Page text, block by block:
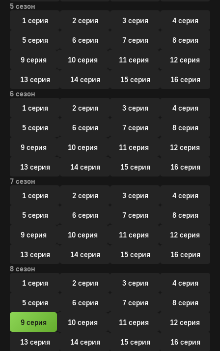
5 сезон
1 серия
2 серия 3 серия 4 серия
5 серия 6 серия 7 серия 8 серия
9 серия 10 серия 11 серия 12 серия
13 серия 14 серия 15 серия
16 серия
6 сезон
1 серия
2 серия 3 серия 4 серия
5 серия 6 серия 7 серия 8 серия
9 серия 10 серия 11 серия 12 серия
13 серия 14 серия 15 серия
16 серия
7 сезон
1 серия
2 серия 3 серия 4 серия
5 серия 6 серия 7 серия 8 серия
9 серия 10 серия 11 серия 12 серия
13 серия 14 серия 15 серия
16 серия
8 сезон
1 серия
2 серия 3 серия 4 серия
5 серия 6 серия 7 серия 8 серия
9 серия 10 серия 11 серия 12 серия
13 серия 14 серия 15 серия
16 серия